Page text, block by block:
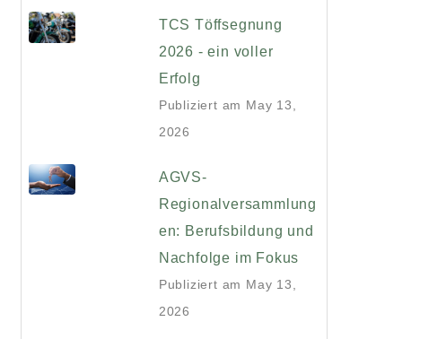
TCS Töffsegnung
2026 - ein voller
Erfolg
Publiziert am May 13,
2026
AGVS-
Regionalversammlung
en: Berufsbildung und
Nachfolge im Fokus
Publiziert am May 13,
2026